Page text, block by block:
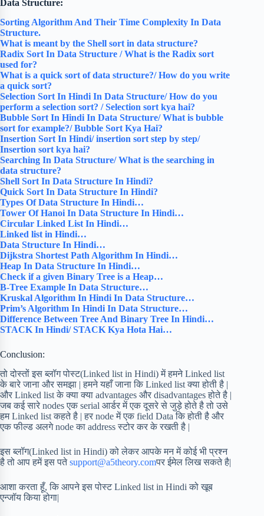
Data Structure:
Sorting Algorithm And Their Time Complexity In Data
Structure.
What is meant by the Shell sort in data structure?
Radix Sort In Data Structure / What is the Radix sort
used for?
What is a quick sort of data structure?/ How do you write
a quick sort?
Selection Sort In Hindi In Data Structure/ How do you
perform a selection sort? / Selection sort kya hai?
Bubble Sort In Hindi In Data Structure/ What is bubble
sort for example?/ Bubble Sort Kya Hai?
Insertion Sort In Hindi/ insertion sort step by step/
Insertion sort kya hai?
Searching In Data Structure/ What is the searching in
data structure?
Shell Sort In Data Structure In Hindi?
Quick Sort In Data Structure In Hindi?
Types Of Data Structure In Hindi…
Tower Of Hanoi In Data Structure In Hindi…
Circular Linked List In Hindi…
Linked list in Hindi…
Data Structure In Hindi…
Dijkstra Shortest Path Algorithm In Hindi…
Heap In Data Structure In Hindi…
Check if a given Binary Tree is a Heap…
B-Tree Example In Data Structure…
Kruskal Algorithm In Hindi In Data Structure…
Prim’s Algorithm In Hindi In Data Structure…
Difference Between Tree And Binary Tree In Hindi…
STACK In Hindi/ STACK Kya Hota Hai…
Conclusion:
तो दोस्तों इस ब्लॉग पोस्ट(Linked list in Hindi) में हमने Linked list
के बारे जाना और समझा | हमने यहाँ जाना कि Linked list क्या होती है |
और Linked list के क्या क्या advantages और disadvantages होते है |
जब कई सारे nodes एक serial आर्डर में एक दूसरे से जुड़े होते है तो उसे
हम Linked list कहते है | हर node में एक field Data कि होती है और
एक फील्ड अलगे node का address स्टोर कर के रखती है |
इस ब्लॉग(Linked list in Hindi) को लेकर आपके मन में कोई भी प्रश्न
है तो आप हमें इस पतेsupport@a5theory.comपर ईमेल लिख सकते है|
आशा करता हूँ, कि आपने इस पोस्ट Linked list in Hindi को खूब
एन्जॉय किया होगा|